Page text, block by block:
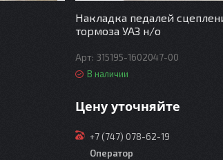
Накладка педалей
тормоза УАЗ н/о
315195-1602047-00
В наличии
Цену уточняйте
+7 (747) 078-62-19
Оператор